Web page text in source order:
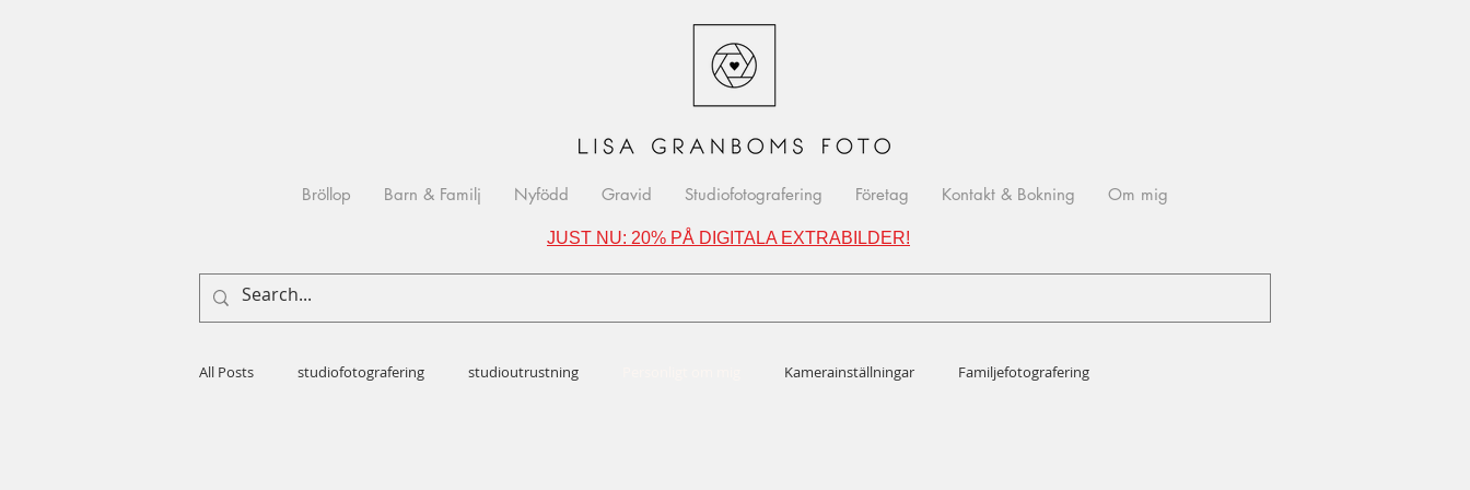
Bröllop Barn & Familj Nyfödd Gravid Studiofotografering Företag Kontakt & Bokning Om mig
JUST NU: 20% PÅ DIGITALA EXTRABILDER!
All Posts studiofotografering studioutrustning Kamerainställningar Familjefotografering